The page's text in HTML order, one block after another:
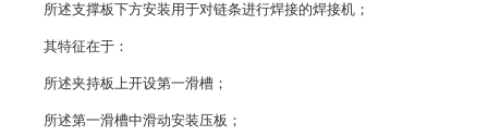
所述支撑板下方安装用于对链条进行焊接的焊接机；
其特征在于：
所述夹持板上开设第一滑槽；
所述第一滑槽中滑动安装压板；